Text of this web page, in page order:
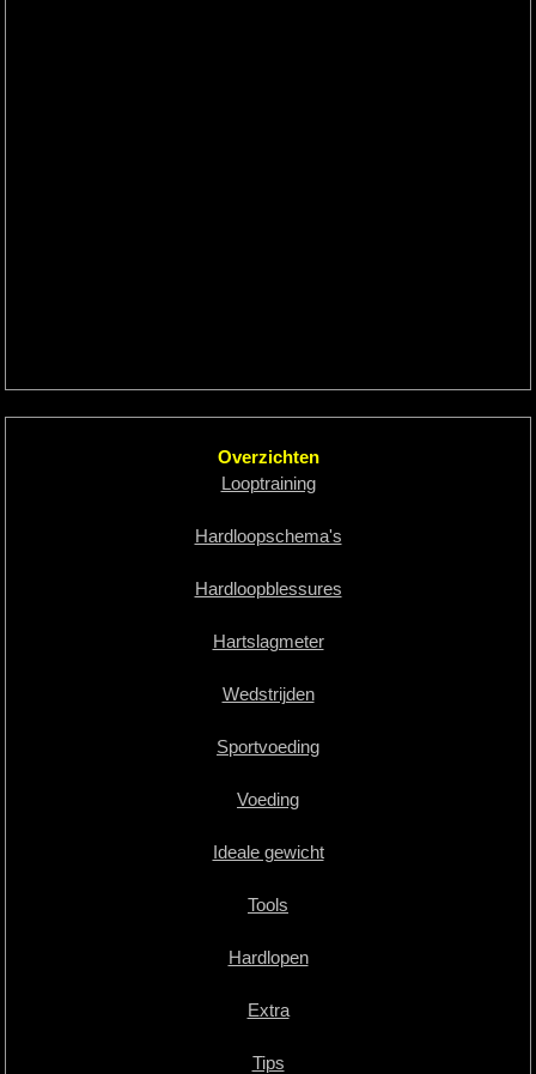
Overzichten
Looptraining
Hardloopschema's
Hardloopblessures
Hartslagmeter
Wedstrijden
Sportvoeding
Voeding
Ideale gewicht
Tools
Hardlopen
Extra
Tips